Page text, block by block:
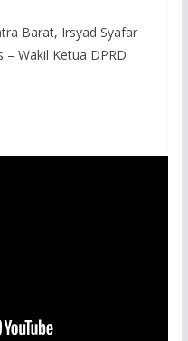
Barat, Irsyad Syafar
– Wakil Ketua DPRD